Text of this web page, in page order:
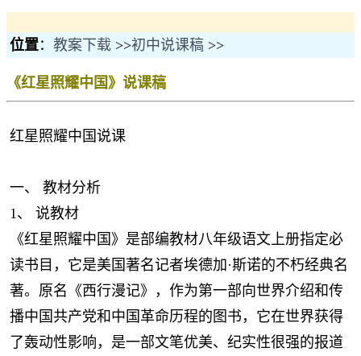
位置： 教案下载 >>初中说课稿 >>
《红星照耀中国》说课稿
红星照耀中国说课
一、 教材分析
1、 说教材
《红星照耀中国》是部编教材八年级语文上册指定必
读书目，它是美国著名记者埃德加·斯诺的不朽经典名
著。原名《西行漫记》，作为第一部向世界介绍和传
播中国共产党和中国革命历程的图书，它在世界获得
了轰动性影响，是一部文笔优美、纪实性很强的报道